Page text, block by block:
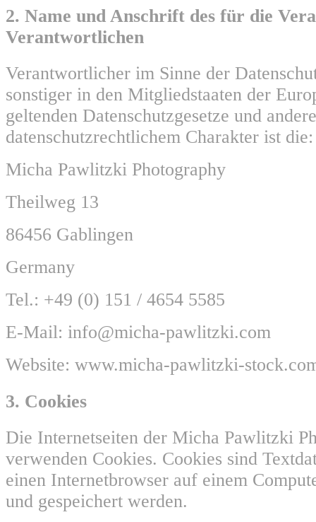
2. Name und Anschrift des für die
Verantwortlichen
Verantwortlicher im Sinne der
sonstiger in den Mitgliedstaaten der
geltenden Datenschutzgesetze und
datenschutzrechtlichem Charakter ist die:
Micha Pawlitzki Photography
Theilweg 13
86456 Gablingen
Germany
Tel.: +49 (0) 151 / 4654 5585
E-Mail: info@micha-pawlitzki.com
Website: www.micha-pawlitzki-
3. Cookies
Die Internetseiten der Micha Pawlitzki
verwenden Cookies. Cookies sind
einen Internetbrowser auf einem
und gespeichert werden.